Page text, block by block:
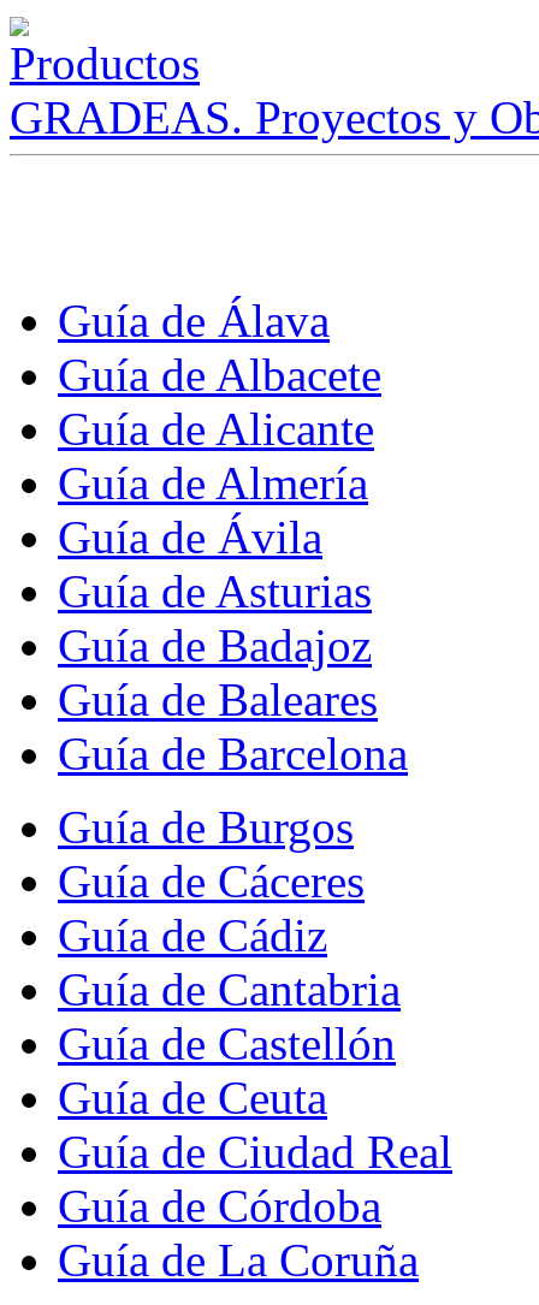
GRADEAS. Proyectos y
Guía de Álava
Guía de Albacete
Guía de Alicante
Guía de Almería
Guía de Ávila
Guía de Asturias
Guía de Badajoz
Guía de Baleares
Guía de Barcelona
Guía de Burgos
Guía de Cáceres
Guía de Cádiz
Guía de Cantabria
Guía de Castellón
Guía de Ceuta
Guía de Ciudad Real
Guía de Córdoba
Guía de La Coruña